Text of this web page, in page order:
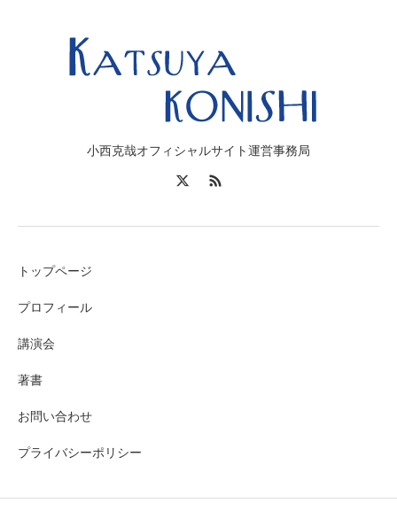
小西克哉オフィシャルサイト運営事務局
トップページ
プロフィール
講演会
著書
お問い合わせ
プライバシーポリシー